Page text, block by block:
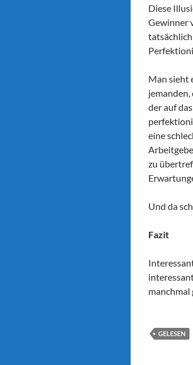
Diese
Gewinner
Man sieht
jemanden,
der auf
eine
zu
Und da
Fazit
manchmal
GELESEN